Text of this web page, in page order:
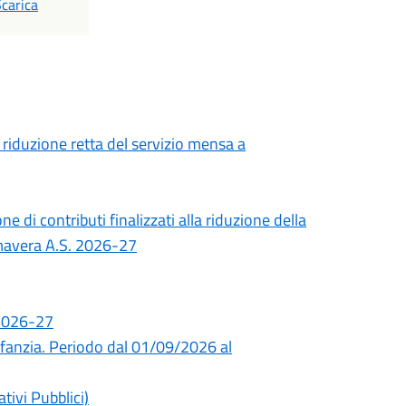
retta del servizio mensa a
di contributi finalizzati alla riduzione della
A.S. 2026-27
27
Periodo dal 01/09/2026 al
Pubblici)